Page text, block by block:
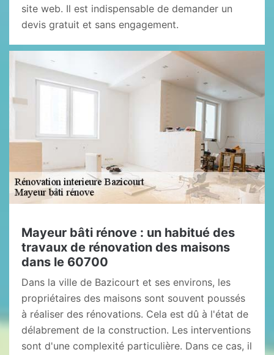
site web. Il est indispensable de demander un
devis gratuit et sans engagement.
Mayeur bâti rénove : un habitué des
travaux de rénovation des maisons
dans le 60700
Dans la ville de Bazicourt et ses environs, les
propriétaires des maisons sont souvent poussés
à réaliser des rénovations. Cela est dû à l'état de
délabrement de la construction. Les interventions
sont d'une complexité particulière. Dans ce cas, il